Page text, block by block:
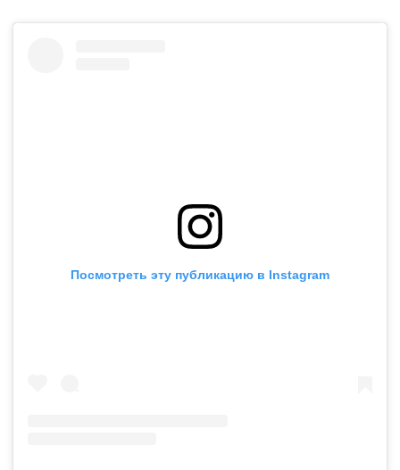
Посмотреть эту публикацию в Instagram